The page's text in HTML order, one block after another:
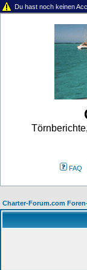
Du hast noch keinen
FAQ
Charter-Forum.com